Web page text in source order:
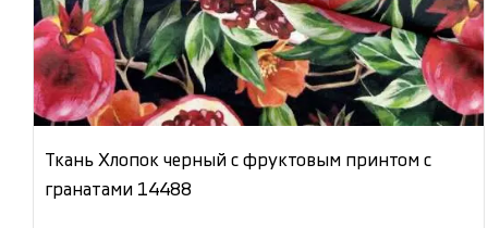
Ткань Хлопок черный с фруктовым принтом с
гранатами 14488